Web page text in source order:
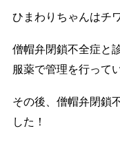
ひまわりちゃんはチ
僧帽弁閉鎖不全症と
服薬で管理を行って
その後、僧帽弁閉鎖
した！